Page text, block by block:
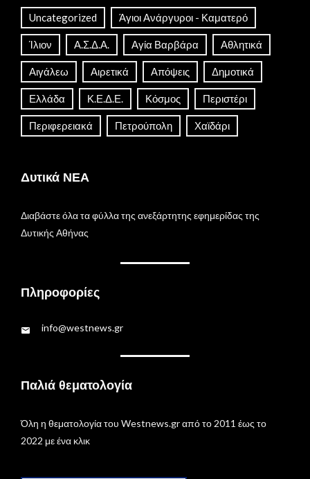
Uncategorized Άγιοι Ανάργυροι - Καματερό
Ίλιον Α.Σ.Δ.Α. Αγία Βαρβάρα Αθλητικά
Αιγάλεω Αιρετικά Απόψεις Δημοτικά
Ελλάδα Κ.Ε.Δ.Ε. Κόσμος Περιστέρι
Περιφερειακά Πετρούπολη Χαϊδάρι
Δυτικά ΝΕΑ
Διαβάστε όλα τα φύλλα της ανεξάρτητης εφημερίδας της
Δυτικής Αθήνας
Πληροφορίες
info@westnews.gr
Παλιά θεματολογία
Όλη η θεματολογία του Westnews.gr από το 2011 έως το
2022 με ένα κλικ